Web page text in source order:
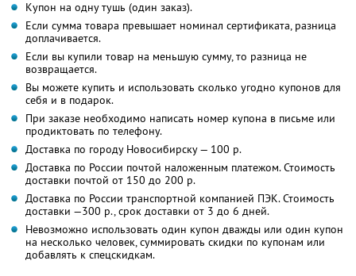
Купон на одну тушь (один заказ).
Если сумма товара превышает номинал сертификата, разница
доплачивается.
Если вы купили товар на меньшую сумму, то разница не
возвращается.
Вы можете купить и использовать сколько угодно купонов для
себя и в подарок.
При заказе необходимо написать номер купона в письме или
продиктовать по телефону.
Доставка по городу Новосибирску — 100 р.
Доставка по России почтой наложенным платежом. Стоимость
доставки почтой от 150 до 200 р.
Доставка по России транспортной компанией ПЭК. Стоимость
доставки —300 р., срок доставки от 3 до 6 дней.
Невозможно использовать один купон дважды или один купон
на несколько человек, суммировать скидки по купонам или
добавлять к спецскидкам.